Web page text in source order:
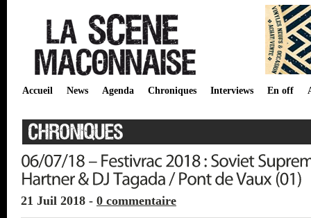
Accueil News Agenda Chroniques Interviews En off
21 Juil 2018 - 0 commentaire